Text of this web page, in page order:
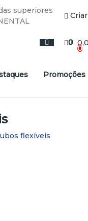
superiores
0
0
Promoções
flexíveis